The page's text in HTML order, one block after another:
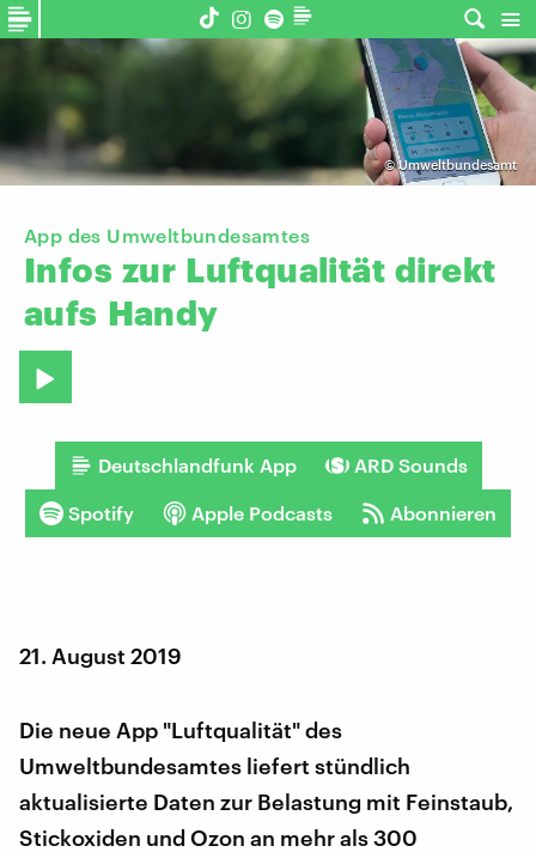
©Umweltbundesamt
App des Umweltbundesamtes
Infos zur Luftqualität direkt
aufs Handy
Deutschlandfunk App ARD Sounds
Spotify Apple Podcasts Abonnieren
21. August 2019
Die neue App "Luftqualität" des
Umweltbundesamtes liefert stündlich
aktualisierte Daten zur Belastung mit Feinstaub,
Stickoxiden und Ozon an mehr als 300